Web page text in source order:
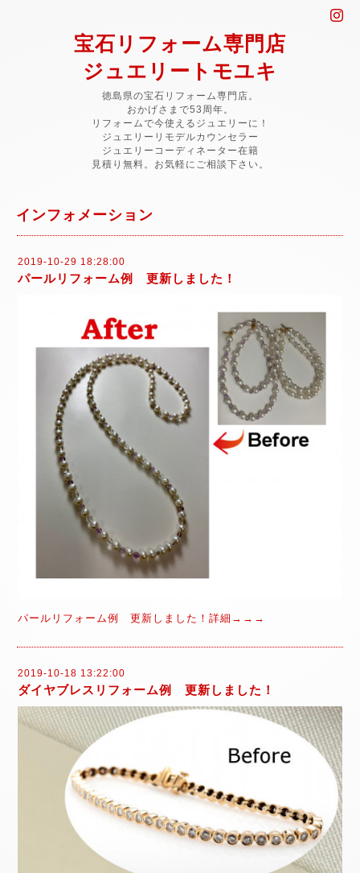
宝石リフォーム専門店
ジュエリートモユキ
徳島県の宝石リフォーム専門店。
おかげさまで53周年。
リフォームで今使えるジュエリーに！
ジュエリーリモデルカウンセラー
ジュエリーコーディネーター在籍
見積り無料。お気軽にご相談下さい。
インフォメーション
2019-10-29 18:28:00
パールリフォーム例 更新しました！
パールリフォーム例 更新しました！詳細→→→
2019-10-18 13:22:00
ダイヤブレスリフォーム例 更新しました！